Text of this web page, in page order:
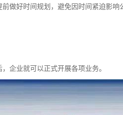
做好时间规划，避免因时间紧迫影响
企业就可以正式开展各项业务。